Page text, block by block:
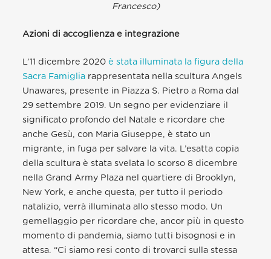
Francesco)
Azioni di accoglienza e integrazione
L’11 dicembre 2020è stata illuminata la figura della
Sacra Famiglia rappresentata nella scultura Angels
Unawares, presente in Piazza S. Pietro a Roma dal
29 settembre 2019. Un segno per evidenziare il
significato profondo del Natale e ricordare che
anche Gesù, con Maria Giuseppe, è stato un
migrante, in fuga per salvare la vita. L’esatta copia
della scultura è stata svelata lo scorso 8 dicembre
nella Grand Army Plaza nel quartiere di Brooklyn,
New York, e anche questa, per tutto il periodo
natalizio, verrà illuminata allo stesso modo. Un
gemellaggio per ricordare che, ancor più in questo
momento di pandemia, siamo tutti bisognosi e in
attesa. “Ci siamo resi conto di trovarci sulla stessa